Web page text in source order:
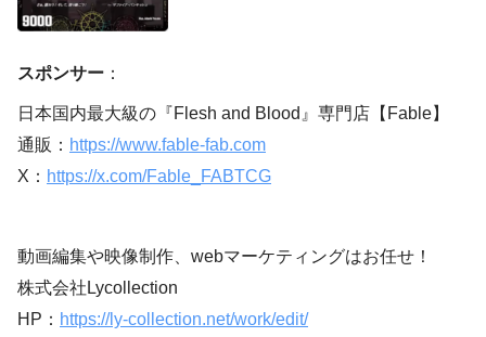
スポンサー ：
日本国内最大級の『Flesh and Blood』専門店【Fable】
通販： https://www.fable-fab.com
X： https://x.com/Fable_FABTCG
動画編集や映像制作、webマーケティングはお任せ！
株式会社Lycollection
HP： https://ly-collection.net/work/edit/